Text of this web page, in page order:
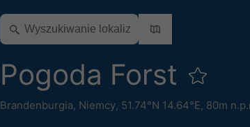
Pogoda Forst
Brandenburgia, Niemcy, 51.74°N 14.64°E, 80m